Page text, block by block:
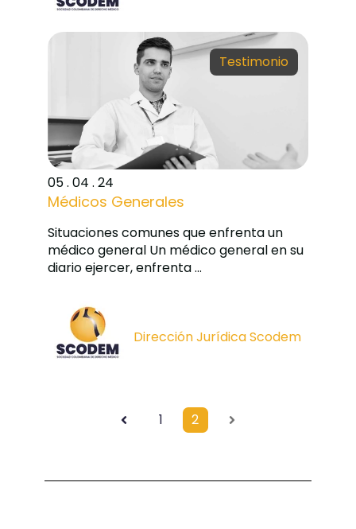
Médicos Generales
Dirección Jurídica Scodem
Testimonio
05 . 04 . 24
Situaciones comunes que enfrenta un
médico general Un médico general en su
diario ejercer, enfrenta ...
Ant 1 2 Sig